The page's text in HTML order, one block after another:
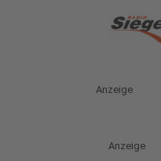
Anzeige
Anzeige